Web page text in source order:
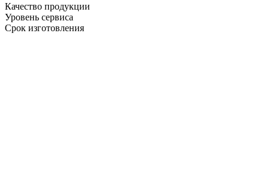
Качество продукции
Уровень сервиса
Срок изготовления